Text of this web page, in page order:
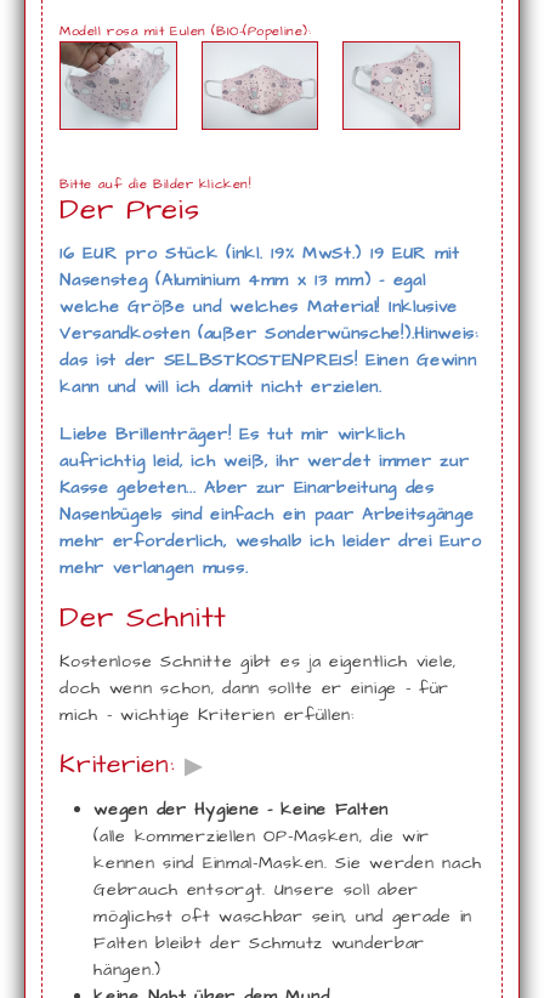
Modell rosa mit Eulen (BIO-(Popeline):
Bitte auf die Bilder klicken!
Der Preis
16 EUR pro Stück (inkl. 19% MwSt.) 19 EUR mit
Nasensteg (Aluminium 4mm x 13 mm) - egal
welche Größe und welches Material! Inklusive
Versandkosten (außer Sonderwünsche!).Hinweis:
das ist der SELBSTKOSTENPREIS! Einen Gewinn
kann und will ich damit nicht erzielen.
Liebe Brillenträger! Es tut mir wirklich
aufrichtig leid, ich weiß, ihr werdet immer zur
Kasse gebeten... Aber zur Einarbeitung des
Nasenbügels sind einfach ein paar Arbeitsgänge
mehr erforderlich, weshalb ich leider drei Euro
mehr verlangen muss.
Der Schnitt
Kostenlose Schnitte gibt es ja eigentlich viele,
doch wenn schon, dann sollte er einige - für
mich - wichtige Kriterien erfüllen:
Kriterien: ▶
wegen der Hygiene - keine Falten
(alle kommerziellen OP-Masken, die wir
kennen sind Einmal-Masken. Sie werden nach
Gebrauch entsorgt. Unsere soll aber
möglichst oft waschbar sein, und gerade in
Falten bleibt der Schmutz wunderbar
hängen.)